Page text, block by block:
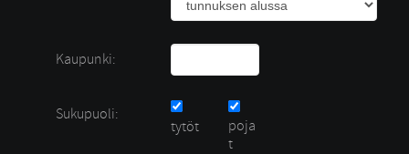
Kaupunki:
Sukupuoli:
tytöt
poja
t